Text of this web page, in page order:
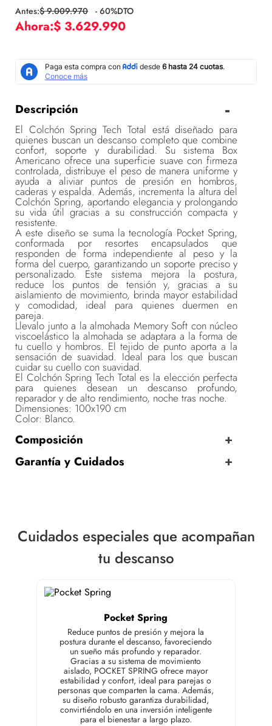
$ 9.009.970 - 60%DTO
$ 3.629.990
Descripción
El Colchón Spring Tech Total está diseñado para
quienes buscan un descanso completo que combine
confort, soporte y durabilidad. Su sistema Box
Americano ofrece una superficie suave con firmeza
controlada, distribuye el peso de manera uniforme y
ayuda a aliviar puntos de presión en hombros,
caderas y espalda. Además, incrementa la altura del
Colchón Spring, aportando elegancia y prolongando
su vida útil gracias a su construcción compacta y
resistente.
A este diseño se suma la tecnología Pocket Spring,
conformada por resortes encapsulados que
responden de forma independiente al peso y la
forma del cuerpo, garantizando un soporte preciso y
personalizado. Este sistema mejora la postura,
reduce los puntos de tensión y, gracias a su
aislamiento de movimiento, brinda mayor estabilidad
y comodidad, ideal para quienes duermen en
pareja.
Llevalo junto a la almohada Memory Soft con núcleo
viscoelástico la almohada se adaptara a la forma de
tu cuello y hombros. El tejido de punto aporta a la
sensación de suavidad. Ideal para los que buscan
cuidar su cuello con suavidad.
El Colchón Spring Tech Total es la elección perfecta
para quienes desean un descanso profundo,
reparador y de alto rendimiento, noche tras noche.
Dimensiones: 100x190 cm
Color: Blanco.
Composición
Garantía y Cuidados
Cuidados especiales que acompañan
tu descanso
Pocket Spring
Reduce puntos de presión y mejora la
postura durante el descanso, favoreciendo
un sueño más profundo y reparador.
Gracias a su sistema de movimiento
aislado, POCKET SPRING ofrece mayor
estabilidad y confort, ideal para parejas o
personas que comparten la cama. Además,
su diseño robusto garantiza durabilidad,
convirtiéndolo en una inversión inteligente
para el bienestar a largo plazo.